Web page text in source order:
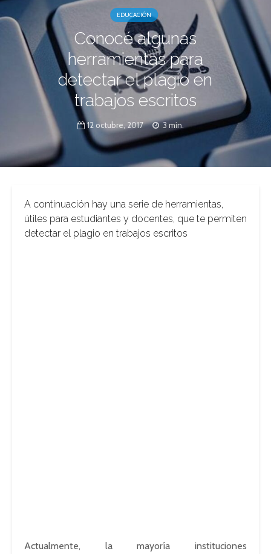
EDUCACIÓN
Conocé algunas
herramientas para
detectar el plagio en
trabajos escritos
12 octubre, 2017 3 min.
A continuación hay una serie de herramientas,
útiles para estudiantes y docentes, que te permiten
detectar el plagio en trabajos escritos
Actualmente, la mayoría instituciones